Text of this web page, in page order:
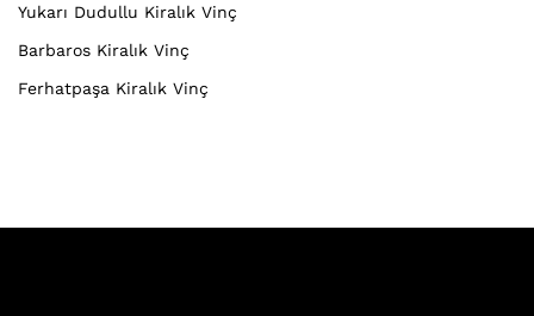
Yukarı Dudullu Kiralık Vinç
Barbaros Kiralık Vinç
Ferhatpaşa Kiralık Vinç